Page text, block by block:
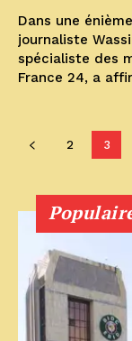
Dans une
journaliste
spécialiste des
France 24, a
2 3